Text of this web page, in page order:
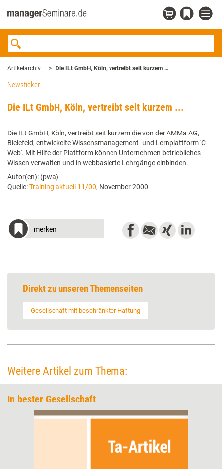
Artikelarchiv Die ILt GmbH, Köln, vertreibt seit kurzem ...
Newsticker
Die ILt GmbH, Köln, vertreibt seit kurzem ...
Die ILt GmbH, Köln, vertreibt seit kurzem die von der AMMa AG,
Bielefeld, entwickelte Wissensmanagement- und Lernplattform 'C-
Web'. Mit Hilfe der Plattform können Unternehmen betriebliches
Wissen verwalten und in webbasierte Lehrgänge einbinden.
Autor(en): (pwa)
Quelle:Training aktuell 11/00, November 2000
merken
Direkt zu unseren Themenseiten
Gesellschaft mit beschränkter Haftung
Weitere Artikel zum Thema:
In bester Gesellschaft